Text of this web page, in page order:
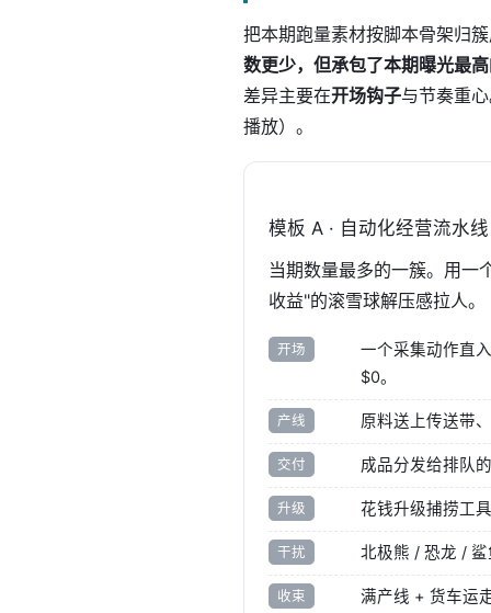
把本期跑量素材按脚本骨架归
数更少，但承包了本期曝光最
差异主要在开场钩子与节奏重
播放）。
模板 A · 自动化经营流水线
当期数量最多的一簇。用
收益"的滚雪球解压感拉人。
开场
一个采集动作直
$0。
产线 原料送上传送带
交付 成品分发给排队
升级 花钱升级捕捞工
干扰 北极熊 / 恐龙 /
收束
满产线 + 货车运